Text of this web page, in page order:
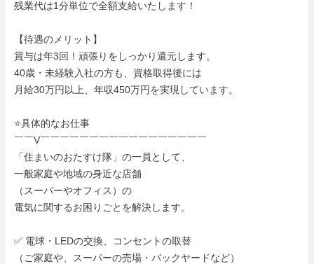
残業代は1分単位で全額支給いたします！
【待遇のメリット】
賞与は年3回！頑張りをしっかり還元します。
40歳・未経験入社の方も、資格取得後には
月給30万円以上、年収450万円を実現しています。
⭐具体的なお仕事
￣￣V￣￣￣￣￣￣￣￣￣￣￣￣￣￣￣￣￣
「住まいのおたすけ隊」の一員として、
一般家庭や地域の身近な店舗
（スーパーやオフィス）の
電気に関するお困りごとを解決します。
✅ 電球・LEDの交換、コンセントの取替
（ご家庭や、スーパーの売場・バックヤードなど）